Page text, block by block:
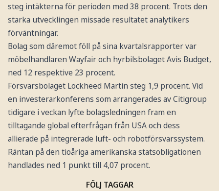
steg intäkterna för perioden med 38 procent. Trots den
starka utvecklingen missade resultatet analytikers
förväntningar.
Bolag som däremot föll på sina kvartalsrapporter var
möbelhandlaren Wayfair och hyrbilsbolaget Avis Budget,
ned 12 respektive 23 procent.
Försvarsbolaget Lockheed Martin steg 1,9 procent. Vid
en investerarkonferens som arrangerades av Citigroup
tidigare i veckan lyfte bolagsledningen fram en
tilltagande global efterfrågan från USA och dess
allierade på integrerade luft- och robotförsvarssystem.
Räntan på den tioåriga amerikanska statsobligationen
handlades ned 1 punkt till 4,07 procent.
FÖLJ TAGGAR